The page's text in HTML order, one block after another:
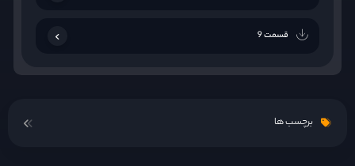
قسمت 9
قسمت 10
برچسب ها